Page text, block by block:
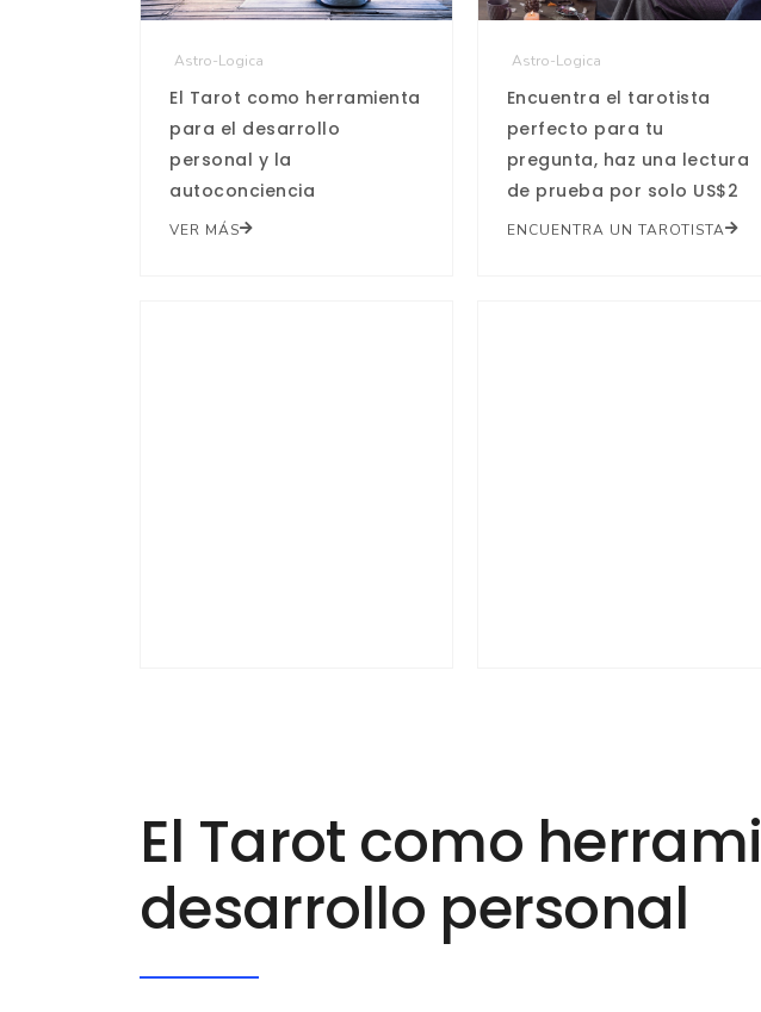
Astro-Logica
El Tarot como herramienta
para el desarrollo
personal y la
autoconciencia
VER MÁS
Astro-Logica
Encuentra el tarotista
perfecto para tu
pregunta, haz una lectura
de prueba por solo US$2
ENCUENTRA UN TAROTISTA
El Tarot como
desarrollo personal